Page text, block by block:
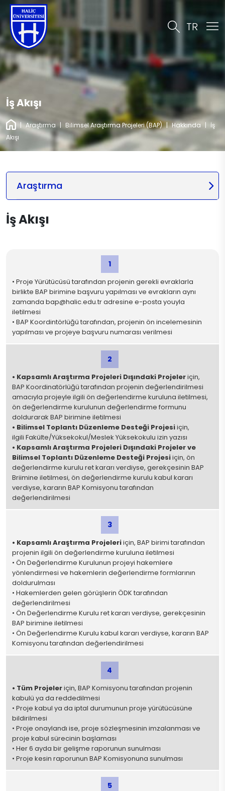
TR
İş Akışı
| Araştırma | Bilimsel Araştırma Projeleri (BAP) | Hakkında | İş
Akışı
Araştırma
İş Akışı
1
• Proje Yürütücüsü tarafından projenin gerekli evraklarla
birlikte BAP birimine başvuru yapılması ve evrakların aynı
zamanda bap@halic.edu.tr adresine e-posta youyla
iletilmesi
• BAP Koordintörlüğü tarafından, projenin ön incelemesinin
yapılması ve projeye başvuru numarası verilmesi
2
• Kapsamlı Araştırma Projeleri Dışındaki Projeleriçin,
BAP Koordinatörlüğü tarafından projenin değerlendirilmesi
amacıyla projeyle ilgili ön değerlendirme kuruluna iletilmesi,
ön değerlendirme kurulunun değerlendirme formunu
doldurarak BAP birimine iletilmesi
• Bilimsel Toplantı Düzenleme Desteği Projesiiçin,
ilgili Fakülte/Yüksekokul/Meslek Yüksekokulu izin yazısı
• Kapsamlı Araştırma Projeleri Dışındaki Projeler ve
Bilimsel Toplantı Düzenleme Desteği Projesiiçin, ön
değerlendirme kurulu ret kararı verdiyse, gerekçesinin BAP
Briimine iletilmesi, ön değerlendirme kurulu kabul kararı
verdiyse, kararın BAP Komisyonu tarafından
değerlendirilmesi
3
• Kapsamlı Araştırma Projeleriiçin, BAP birimi tarafından
projenin ilgili ön değerlendirme kuruluna iletilmesi
• Ön Değerlendirme Kurulunun projeyi hakemlere
yönlendirmesi ve hakemlerin değerlendirme formlarının
doldurulması
• Hakemlerden gelen görüşlerin ÖDK tarafından
değerlendirilmesi
• Ön Değerlendirme Kurulu ret kararı verdiyse, gerekçesinin
BAP birimine iletilmesi
• Ön Değerlendirme Kurulu kabul kararı verdiyse, kararın BAP
Komisyonu tarafından değerlendirilmesi
4
• Tüm Projeleriçin, BAP Komisyonu tarafından projenin
kabulü ya da reddedilmesi
• Proje kabul ya da iptal durumunun proje yürütücüsüne
bildirilmesi
• Proje onaylandı ise, proje sözleşmesinin imzalanması ve
proje kabul sürecinin başlaması
• Her 6 ayda bir gelişme raporunun sunulması
• Proje kesin raporunun BAP Komisyonuna sunulması
5